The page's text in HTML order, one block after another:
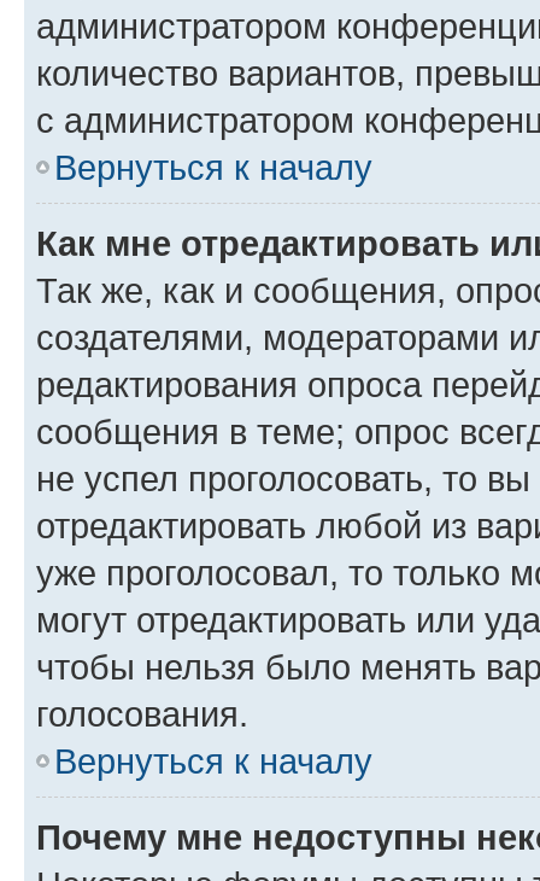
администратором
количество вариантов,
с администратором
Вернуться к началу
Как мне отредактировать
Так же, как и сообщения,
создателями, модераторами
редактирования опроса
сообщения в теме; опрос
не успел проголосовать, то
отредактировать любой из
уже проголосовал, то только
могут отредактировать или
чтобы нельзя было менять
голосования.
Вернуться к началу
Почему мне недоступны